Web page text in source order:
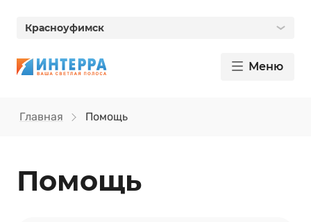
Красноуфимск
Меню
Главная Помощь
Помощь